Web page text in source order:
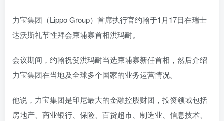
力宝集团（Lippo Group）首席执行官约翰于1月17日在瑞士
达沃斯礼节性拜会柬埔寨首相洪玛耐。
会议期间，约翰祝贺洪玛耐当选柬埔寨新任首相，然后介绍
力宝集团在当地及全球多个国家的业务运营情况。
他说，力宝集团是印尼最大的金融控股财团，投资领域包括
房地产、商业银行、保险、百货超市、制造业、信息技术、